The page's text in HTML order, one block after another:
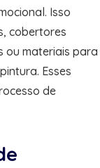
Isso
cobertores
ou materiais para
Esses
de